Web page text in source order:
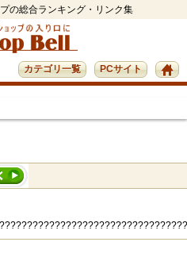
の総合ランキング・リンク集
PCサイト
カテゴリ一覧